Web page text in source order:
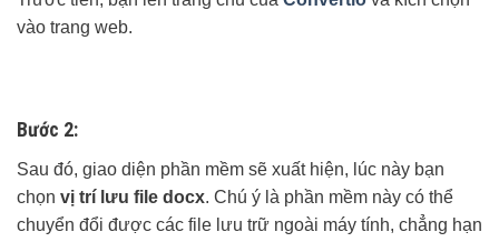
vào trang web.
Bước 2:
Sau đó, giao diện phần mềm sẽ xuất hiện, lúc này bạn
chọn vị trí lưu file docx. Chú ý là phần mềm này có thể
chuyển đổi được các file lưu trữ ngoài máy tính, chẳng hạn